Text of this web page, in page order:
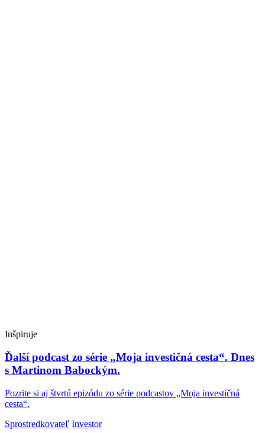
Inšpiruje
Ďalší podcast zo série „Moja investičná cesta“. Dnes
s Martinom Babockým.
Pozrite si aj štvrtú epizódu zo série podcastov „Moja investičná
cesta“.
Sprostredkovateľ Investor